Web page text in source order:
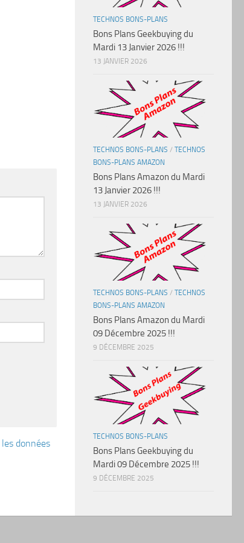
données
TECHNOS BONS-PLANS
Bons Plans Geekbuying du
Mardi 13 Janvier 2026 !!!
13 JANVIER 2026
TECHNOS BONS-PLANS / TECHNOS
BONS-PLANS AMAZON
Bons Plans Amazon du Mardi
13 Janvier 2026 !!!
13 JANVIER 2026
TECHNOS BONS-PLANS / TECHNOS
BONS-PLANS AMAZON
Bons Plans Amazon du Mardi
09 Décembre 2025 !!!
9 DÉCEMBRE 2025
TECHNOS BONS-PLANS
Bons Plans Geekbuying du
Mardi 09 Décembre 2025 !!!
9 DÉCEMBRE 2025